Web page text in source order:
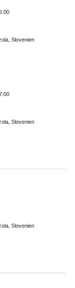
Slovenien
Slovenien
Slovenien